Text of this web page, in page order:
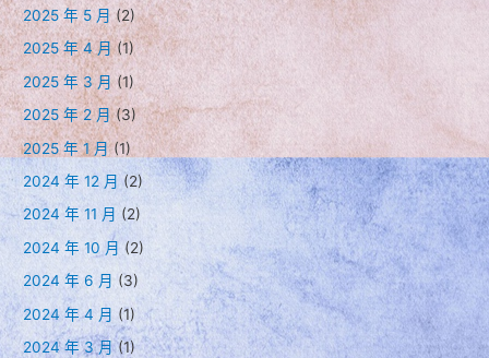
2025 年 5 月(2)
2025 年 4 月(1)
2025 年 3 月(1)
2025 年 2 月(3)
2025 年 1 月(1)
2024 年 12 月 (2)
2024 年 11 月 (2)
2024 年 10 月 (2)
2024 年 6 月 (3)
2024 年 4 月 (1)
2024 年 3 月(1)